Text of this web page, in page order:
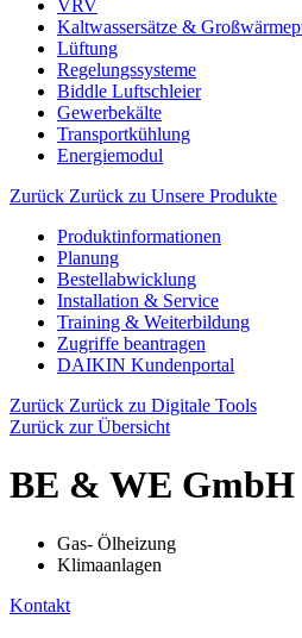
VRV
Kaltwassersätze &
Lüftung
Regelungssysteme
Biddle Luftschleier
Gewerbekälte
Transportkühlung
Energiemodul
Zurück Zurück zu Unsere Produkte
Produktinformationen
Planung
Bestellabwicklung
Installation & Service
Training & Weiterbildung
Zugriffe beantragen
DAIKIN Kundenportal
Zurück Zurück zu Digitale Tools
Zurück zur Übersicht
BE & WE GmbH
Gas- Ölheizung
Klimaanlagen
Kontakt